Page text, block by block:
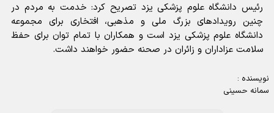
رئیس دانشگاه علوم پزشکی یزد تصریح کرد: خدمت به مردم در
چنین رویداد‌های بزرگ ملی و مذهبی، افتخاری برای مجموعه
دانشگاه علوم پزشکی یزد است و همکاران با تمام توان برای حفظ
سلامت عزاداران و زائران در صحنه حضور خواهند داشت.
نویسنده :
سمانه حسینی